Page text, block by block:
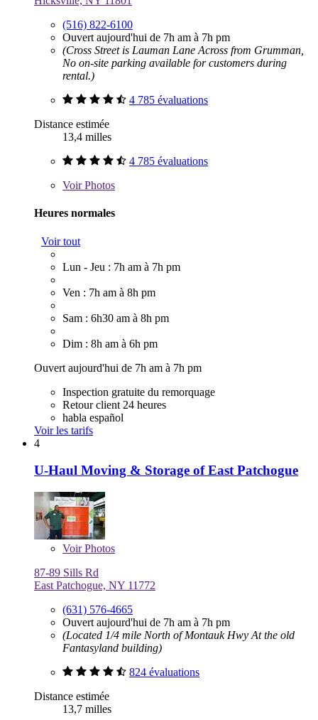
(516) 822-6100
Ouvert aujourd'hui de 7h am à 7h pm
(Cross Street is Lauman Lane Across from Grumman,
No on-site parking available for customers during
rental.)
4 785 évaluations
Distance estimée
13,4 milles
4 785 évaluations
VoirPhotos
Heures normales
Voir tout
Lun - Jeu : 7h am à 7h pm
Ven : 7h am à 8h pm
Sam : 6h30 am à 8h pm
Dim : 8h am à 6h pm
Ouvert aujourd'hui de 7h am à 7h pm
Inspection gratuite du remorquage
Retour client 24 heures
habla español
Voir les tarifs
4
U-Haul Moving & Storage of East Patchogue
VoirPhotos
87-89 Sills Rd
East Patchogue, NY 11772
(631) 576-4665
Ouvert aujourd'hui de 7h am à 7h pm
(Located 1/4 mile North of Montauk Hwy At the old
Fantasyland building)
824 évaluations
Distance estimée
13,7 milles